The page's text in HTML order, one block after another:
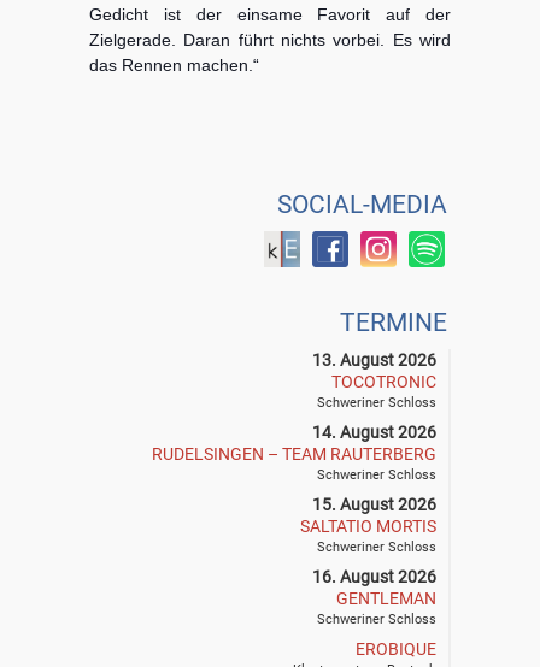
Gedicht ist der einsame Favorit auf der
Zielgerade. Daran führt nichts vorbei. Es wird
das Rennen machen.“
SOCIAL-MEDIA
TERMINE
13. August 2026
TOCOTRONIC
Schweriner Schloss
14. August 2026
RUDELSINGEN – TEAM RAUTERBERG
Schweriner Schloss
15. August 2026
SALTATIO MORTIS
Schweriner Schloss
16. August 2026
GENTLEMAN
Schweriner Schloss
EROBIQUE